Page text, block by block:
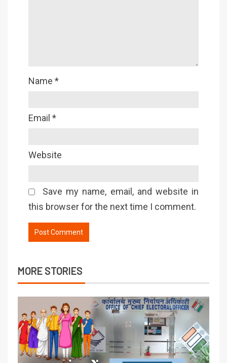
Name *
Email *
Website
Save my name, email, and website in
this browser for the next time I comment.
MORE STORIES